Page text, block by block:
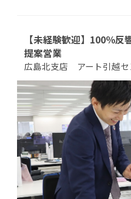
【未経験歓迎】100％
提案営業
広島北支店 アート引越セ